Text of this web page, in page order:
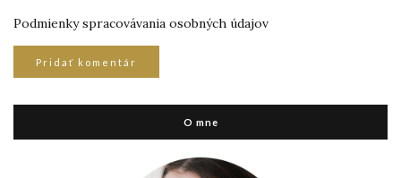
Podmienky spracovávania osobných údajov
O mne